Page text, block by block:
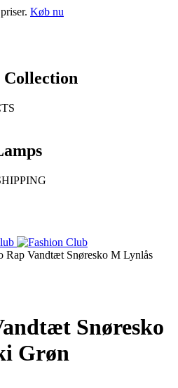
Køb nu
Rap Vandtæt Snøresko M Lynlås
Snøresko
Grøn